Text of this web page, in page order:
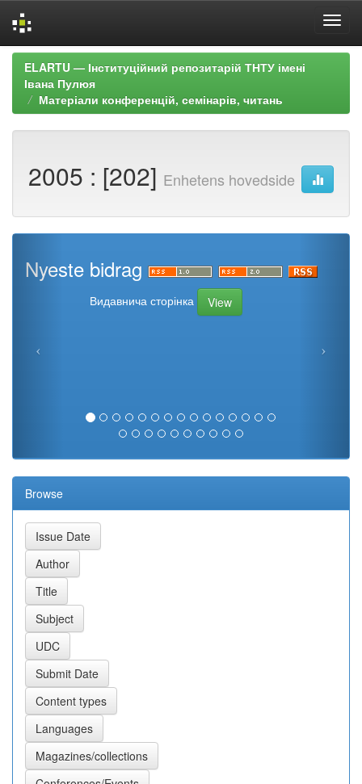
Skip
navigation
ELARTU — Інституційний репозитарій ТНТУ імені
Івана Пулюя
Матеріали конференцій, семінарів, читань
2005 : [202] Enhetens hovedside
Nyeste bidrag
Видавнича сторінка View
Browse